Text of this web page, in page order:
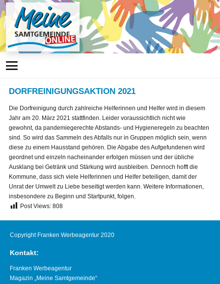
DORFREINIGUNGSAKTION 2021
Die Dorfreinigung durch zahlreiche Helferinnen und Helfer wird in diesem
Jahr am 20. März 2021 stattfinden. Leider voraussichtlich nicht wie
gewohnt, da pandemiegerechte Abstands- und Hygieneregeln zu beachten
sind. So wird das Sammeln des Abfalls nur in Gruppen möglich sein, wenn
diese zu einem Hausstand gehören. Die Abgabe des Aufgefundenen wird
geordnet und einzeln nacheinander erfolgen müssen und der übliche
Ausklang bei Getränk und Stärkung wird ausbleiben. Dennoch hofft die
Kommune, dass sich viele Helferinnen und Helfer beteiligen, damit der
Unrat der Umwelt zu Liebe beseitigt werden kann. Weitere Informationen,
insbesondere zu Beginn und Startpunkt, folgen.
Post Views: 808
Copyright Franken Werbeagentur 2020
Kontakt:
Franken Werbeagentur
Magazin „Meine Samtgemeinde“